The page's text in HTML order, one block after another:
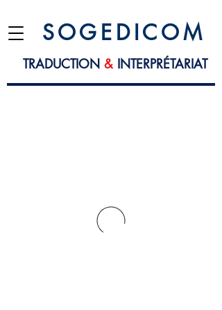
S O G E D I C O M
TRADUCTION &INTERPRÉTARIAT